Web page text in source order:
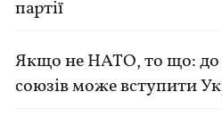
партії
Якщо не НАТО, то що: до
союзів може вступити